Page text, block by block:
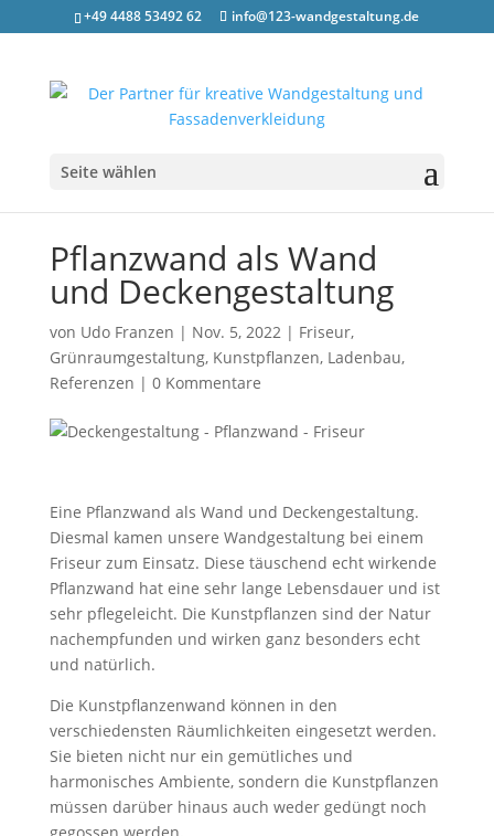
+49 4488 53492 62 info@123-wandgestaltung.de
Seite wählen
Pflanzwand als Wand
und Deckengestaltung
von Udo Franzen | Nov. 5, 2022| Friseur,
Grünraumgestaltung, Kunstpflanzen, Ladenbau,
Referenzen | 0 Kommentare
Eine Pflanzwand als Wand und Deckengestaltung.
Diesmal kamen unsere Wandgestaltung bei einem
Friseur zum Einsatz. Diese täuschend echt wirkende
Pflanzwand hat eine sehr lange Lebensdauer und ist
sehr pflegeleicht. Die Kunstpflanzen sind der Natur
nachempfunden und wirken ganz besonders echt
und natürlich.
Die Kunstpflanzenwand können in den
verschiedensten Räumlichkeiten eingesetzt werden.
Sie bieten nicht nur ein gemütliches und
harmonisches Ambiente, sondern die Kunstpflanzen
müssen darüber hinaus auch weder gedüngt noch